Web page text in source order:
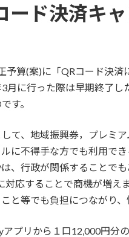
ード決済キ
予算(案)に「QRコード決
月に行った際は早期終了
す。
て、地域振興券，プレミ
に不得手な方でも利用で
、行政が関係することで
対応することで商機が増
と等でも負担につながり、
アプリから１口12,000円分